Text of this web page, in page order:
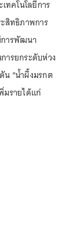
ทคโนโลยีการ
สิทธิภาพการ
ารพัฒนา
ารยกระดับห่วง
น “น้ำผึ้งมรกต
มรายได้แก่